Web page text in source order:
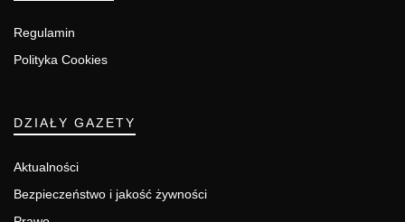
Regulamin
Polityka Cookies
DZIAŁY GAZETY
Aktualności
Bezpieczeństwo i jakość żywności